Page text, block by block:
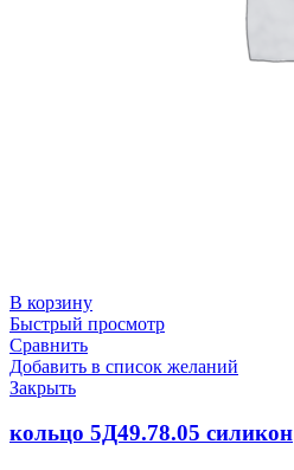
В корзину
Быстрый просмотр
Сравнить
Добавить в список желаний
Закрыть
кольцо 5Д49.78.05 силикон